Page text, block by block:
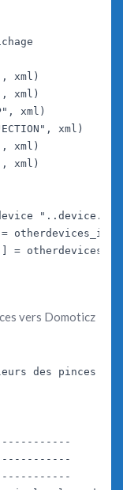
xml)
xml)
xml)
xml)
xml)
xml)
"..device.."
=
=
vers Domoticz
des pinces